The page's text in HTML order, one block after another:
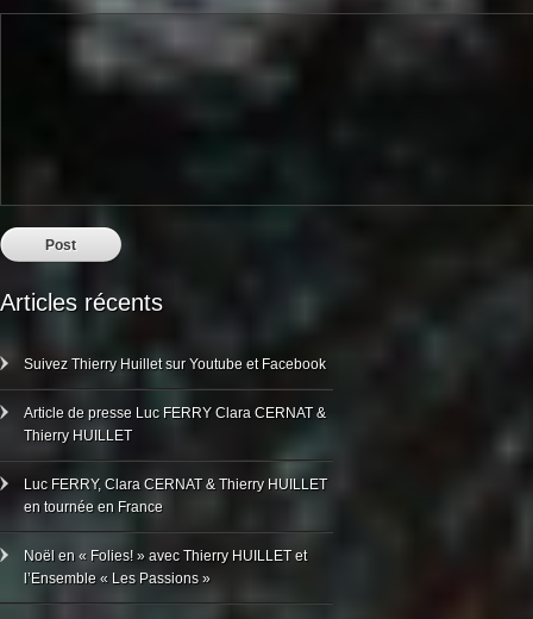
Articles récents
Suivez Thierry Huillet sur Youtube et Facebook
Article de presse Luc FERRY Clara CERNAT &
Thierry HUILLET
Luc FERRY, Clara CERNAT & Thierry HUILLET
en tournée en France
Noël en « Folies! » avec Thierry HUILLET et
l’Ensemble « Les Passions »